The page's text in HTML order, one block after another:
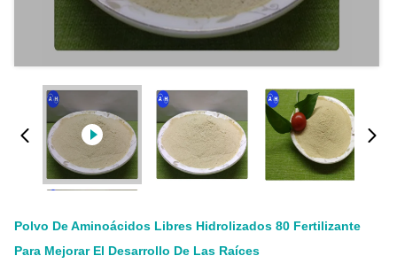
Polvo De Aminoácidos Libres Hidrolizados 80 Fertilizante
Para Mejorar El Desarrollo De Las Raíces